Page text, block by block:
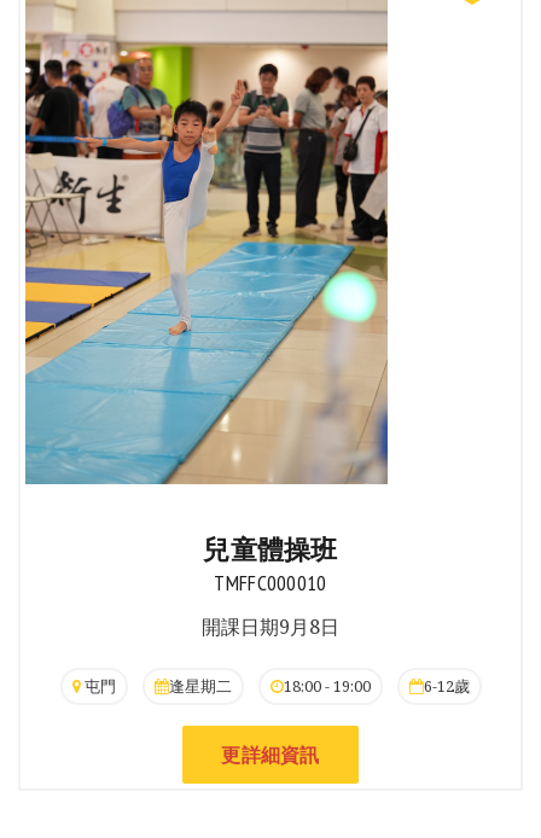
兒童體操班
TMFFC000010
開課日期9月8日
屯門 逢星期二 18:00 - 19:00 6-12歲
更詳細資訊